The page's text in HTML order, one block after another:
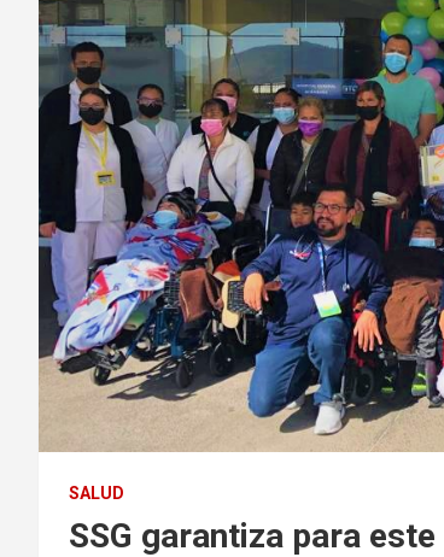
SALUD
SSG garantiza para